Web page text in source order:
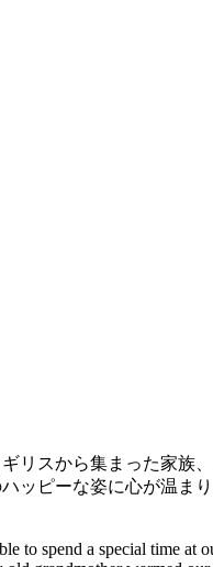
リスから集まった家族
ッピーな姿に心が温まり
to spend a special time at